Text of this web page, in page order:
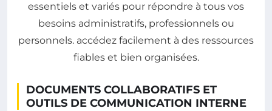
DOCUMENTS COLLABORATIFS ET
OUTILS DE COMMUNICATION INTERNE